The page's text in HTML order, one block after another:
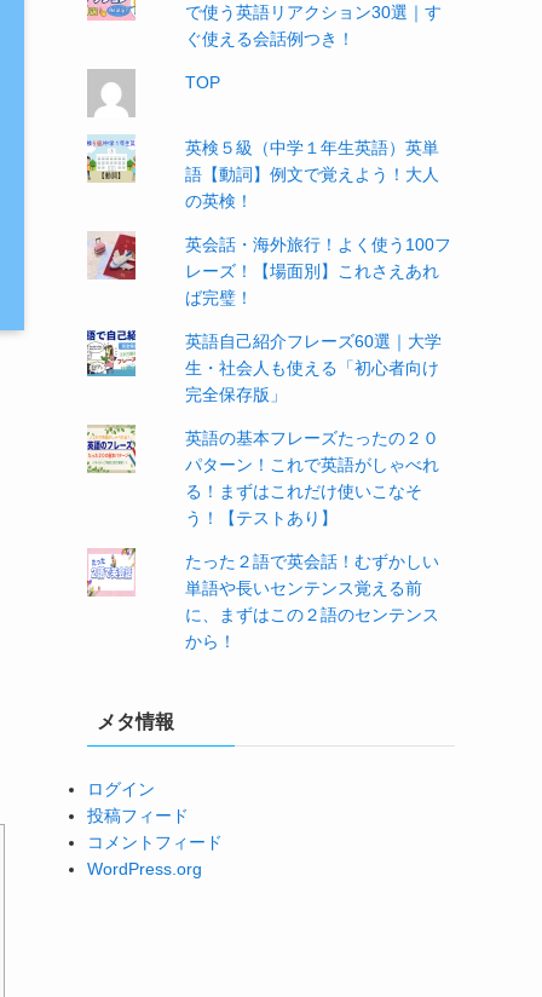
で使う英語リアクション30選｜す
ぐ使える会話例つき！
TOP
英検５級（中学１年生英語）英単
語【動詞】例文で覚えよう！大人
の英検！
英会話・海外旅行！よく使う100フ
レーズ！【場面別】これさえあれ
ば完璧！
英語自己紹介フレーズ60選｜大学
生・社会人も使える「初心者向け
完全保存版」
英語の基本フレーズたったの２０
パターン！これで英語がしゃべれ
る！まずはこれだけ使いこなそ
う！【テストあり】
たった２語で英会話！むずかしい
単語や長いセンテンス覚える前
に、まずはこの２語のセンテンス
から！
メタ情報
ログイン
投稿フィード
コメントフィード
WordPress.org